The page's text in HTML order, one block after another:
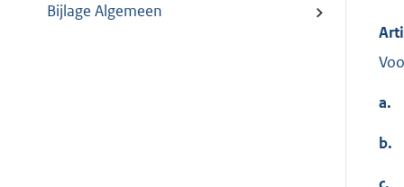
Bijlage Algemeen
a.
b.